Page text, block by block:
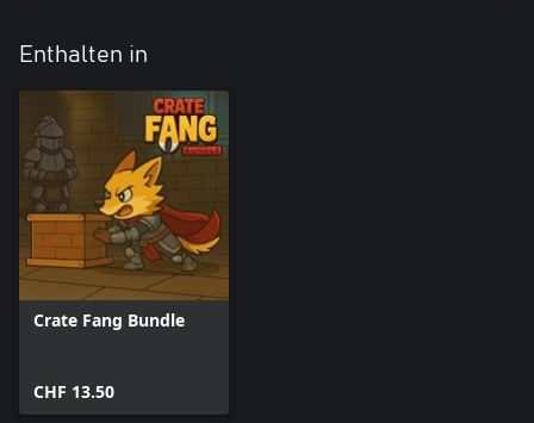
Enthalten in
Crate Fang Bundle
CHF 13.50